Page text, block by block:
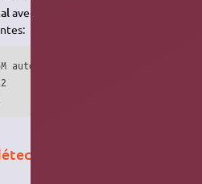
avec les
auto
alors que d'autres